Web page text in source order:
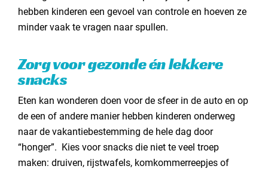
hebben kinderen een gevoel van controle en hoeven ze
minder vaak te vragen naar spullen.
Zorg voor gezonde én lekkere
snacks
Eten kan wonderen doen voor de sfeer in de auto en op
de een of andere manier hebben kinderen onderweg
naar de vakantiebestemming de hele dag door
“honger”. Kies voor snacks die niet te veel troep
maken: druiven, rijstwafels, komkommerreepjes of